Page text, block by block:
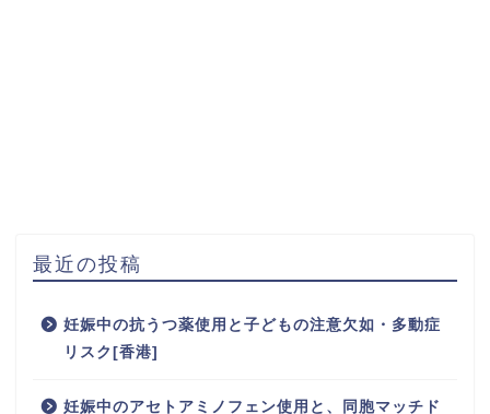
最近の投稿
妊娠中の抗うつ薬使用と子どもの注意欠如・多動症
リスク[香港]
妊娠中のアセトアミノフェン使用と、同胞マッチド